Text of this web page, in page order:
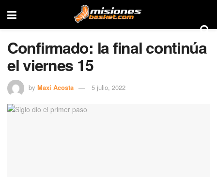
Confirmado: la final continúa
el viernes 15
by Maxi Acosta 5 julio, 2022